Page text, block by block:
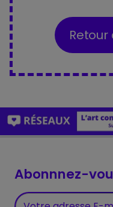
Retour
Abonnnez-